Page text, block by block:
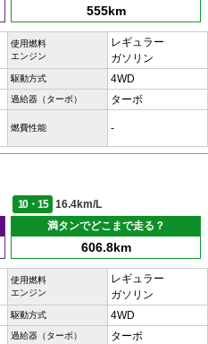
555km
使用燃料
エンジン
レギュラー
ガソリン
駆動方式 4WD
過給器（ターボ） ターボ
燃費性能 -
10・15
16.4km/L
満タンでどこまで走る？
606.8km
使用燃料
エンジン
レギュラー
ガソリン
駆動方式 4WD
過給器（ターボ） ターボ